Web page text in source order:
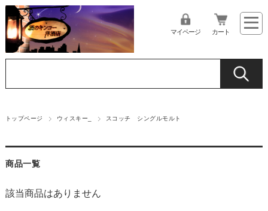
マイページ カート
トップページ ウィスキー_ スコッチ シングルモルト
商品一覧
該当商品はありません